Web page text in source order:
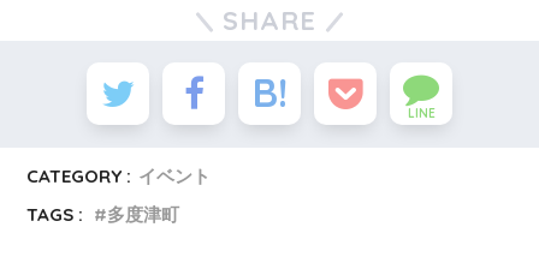
SHARE
LINE
CATEGORY : イベント
TAGS :
多度津町